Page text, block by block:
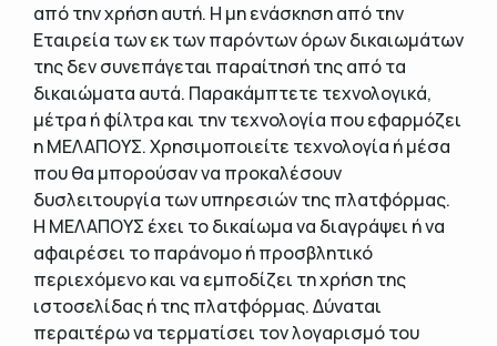
από την χρήση αυτή. Η μη ενάσκηση από την
Εταιρεία των εκ των παρόντων όρων δικαιωμάτων
της δεν συνεπάγεται παραίτησή της από τα
δικαιώματα αυτά. Παρακάμπτετε τεχνολογικά,
μέτρα ή φίλτρα και την τεχνολογία που εφαρμόζει
η ΜΕΛΑΠΟΥΣ. Χρησιμοποιείτε τεχνολογία ή μέσα
που θα μπορούσαν να προκαλέσουν
δυσλειτουργία των υπηρεσιών της πλατφόρμας.
Η ΜΕΛΑΠΟΥΣ έχει το δικαίωμα να διαγράψει ή να
αφαιρέσει το παράνομο ή προσβλητικό
περιεχόμενο και να εμποδίζει τη χρήση της
ιστοσελίδας ή της πλατφόρμας. Δύναται
περαιτέρω να τερματίσει τον λογαρισμό του